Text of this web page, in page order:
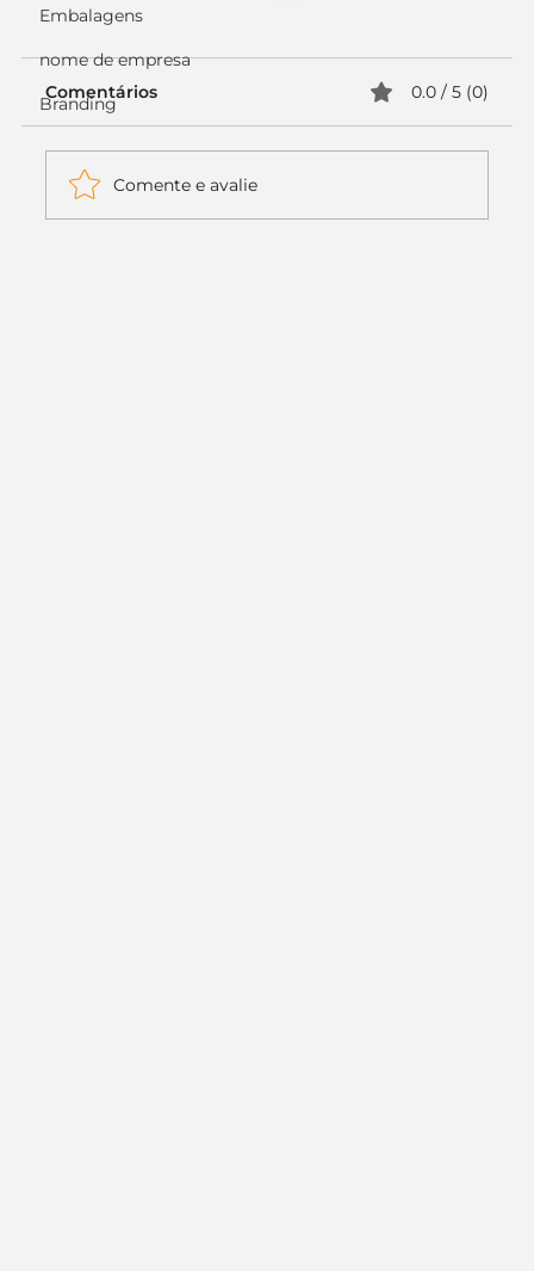
Embalagens
nome de empresa
Branding
Comentários 0.0 / 5 (0)
Comente e avalie